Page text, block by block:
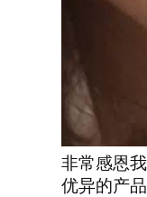
非常感恩
优异的产